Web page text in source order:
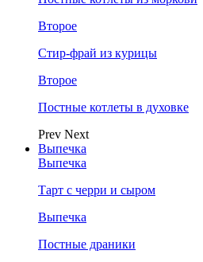
Второе
Стир-фрай из курицы
Второе
Постные котлеты в духовке
Prev Next
Выпечка
Выпечка
Тарт с черри и сыром
Выпечка
Постные драники